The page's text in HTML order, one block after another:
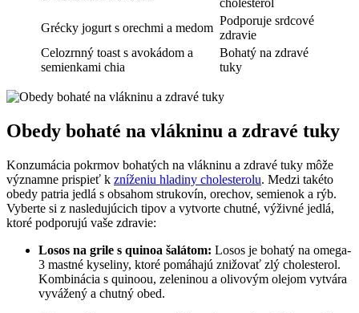
cholesterol
Grécky jogurt s orechmi ⁢a medom
Podporuje srdcové
zdravie
Celozrnný ​toast s avokádom a⁤
semienkami ⁣chia
Bohatý na zdravé⁢
tuky
Obedy bohaté na vlákninu a zdravé​ tuky
Konzumácia pokrmov bohatých na vlákninu a zdravé tuky môže
významne prispieť ⁣k zníženiu hladiny cholesterolu.‍ Medzi takéto
obedy ​patria jedlá s obsahom strukovín, orechov,⁣ semienok a ​rýb.
Vyberte si‌ z nasledujúcich tipov a vytvorte chutné, výživné ⁢jedlá,
ktoré podporujú vaše zdravie:
Losos na grile s quinoa​ šalátom: Losos ⁢je bohatý‍ na omega-
3 mastné kyseliny,⁣ ktoré pomáhajú znižovať⁢ zlý cholesterol.​
Kombinácia s quinoou,⁢ zeleninou a ‍olivovým ​olejom vytvára⁢
vyvážený‌ a chutný ‍obed.